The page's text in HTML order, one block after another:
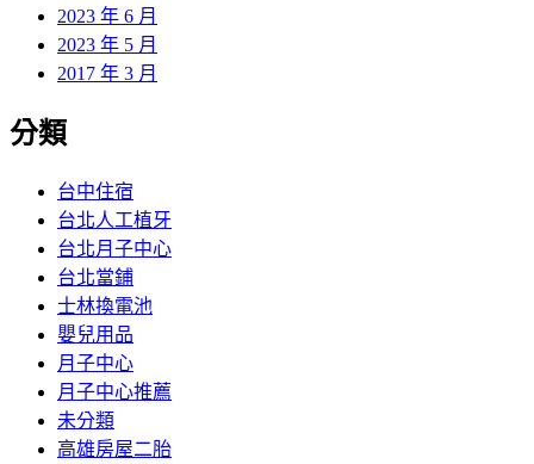
2023 年 6 月
2023 年 5 月
2017 年 3 月
分類
台中住宿
台北人工植牙
台北月子中心
台北當鋪
士林換電池
嬰兒用品
月子中心
月子中心推薦
未分類
高雄房屋二胎